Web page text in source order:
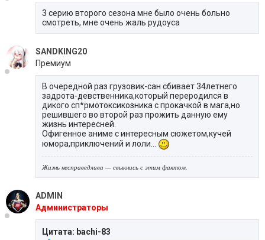
3 серию второго сезона мне было очень больно
смотреть, мне очень жаль рудоуса
SANDKING20
Премиум
В очередной раз грузовик-сан сбивает 34летнего
задрота-девственника,который переродился в
дикого сп*рмотоксикозника с прокачкой в мага,но
решившего во второй раз прожить данную ему
жизнь интересней.
Офигенное аниме с интересным сюжетом,кучей
юмора,приключений и лоли...
Жизнь несправедлива — свыкнись с этим фактом.
ADMIN
Администраторы
Цитата: bachi-83